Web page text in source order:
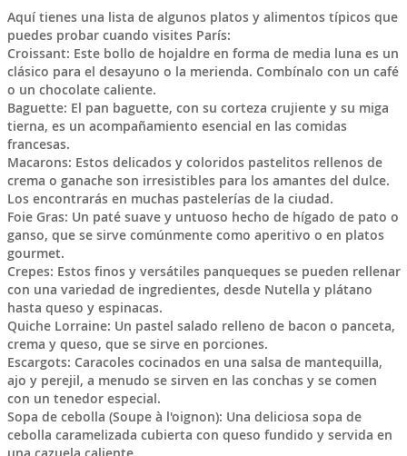
Aquí tienes una lista de algunos platos y alimentos típicos que
puedes probar cuando visites París:
Croissant: Este bollo de hojaldre en forma de media luna es un
clásico para el desayuno o la merienda. Combínalo con un café
o un chocolate caliente.
Baguette: El pan baguette, con su corteza crujiente y su miga
tierna, es un acompañamiento esencial en las comidas
francesas.
Macarons: Estos delicados y coloridos pastelitos rellenos de
crema o ganache son irresistibles para los amantes del dulce.
Los encontrarás en muchas pastelerías de la ciudad.
Foie Gras: Un paté suave y untuoso hecho de hígado de pato o
ganso, que se sirve comúnmente como aperitivo o en platos
gourmet.
Crepes: Estos finos y versátiles panqueques se pueden rellenar
con una variedad de ingredientes, desde Nutella y plátano
hasta queso y espinacas.
Quiche Lorraine: Un pastel salado relleno de bacon o panceta,
crema y queso, que se sirve en porciones.
Escargots: Caracoles cocinados en una salsa de mantequilla,
ajo y perejil, a menudo se sirven en las conchas y se comen
con un tenedor especial.
Sopa de cebolla (Soupe à l'oignon): Una deliciosa sopa de
cebolla caramelizada cubierta con queso fundido y servida en